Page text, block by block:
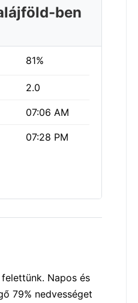
ben
81%
2.0
07:06 AM
07:28 PM
Napos és
79% nedvességet